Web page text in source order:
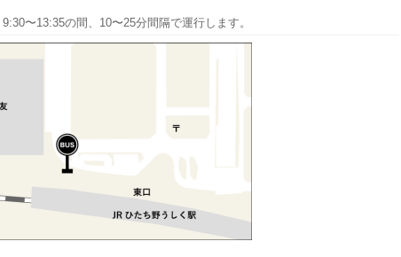
〜13:35の間、10〜25分間隔で運行します。